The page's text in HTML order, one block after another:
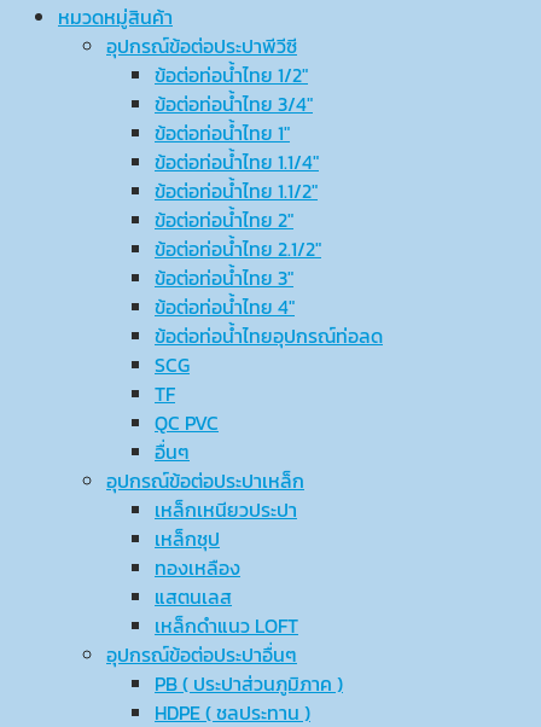
หมวดหมู่สินค้า
อุปกรณ์ข้อต่อประปาพีวีซี
ข้อต่อท่อน้ำไทย 1/2″
ข้อต่อท่อน้ำไทย 3/4″
ข้อต่อท่อน้ำไทย 1″
ข้อต่อท่อน้ำไทย 1.1/4″
ข้อต่อท่อน้ำไทย 1.1/2″
ข้อต่อท่อน้ำไทย 2″
ข้อต่อท่อน้ำไทย 2.1/2″
ข้อต่อท่อน้ำไทย 3″
ข้อต่อท่อน้ำไทย 4″
ข้อต่อท่อน้ำไทยอุปกรณ์ท่อลด
SCG
TF
QC PVC
อื่นๆ
อุปกรณ์ข้อต่อประปาเหล็ก
เหล็กเหนียวประปา
เหล็กชุป
ทองเหลือง
แสตนเลส
เหล็กดำแนว LOFT
อุปกรณ์ข้อต่อประปาอื่นๆ
PB ( ประปาส่วนภูมิภาค )
HDPE ( ชลประทาน )